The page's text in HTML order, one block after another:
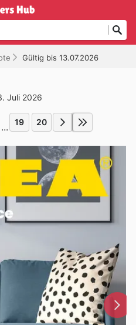
Gültig bis 13.07.2026
Juli 2026
... 19 20